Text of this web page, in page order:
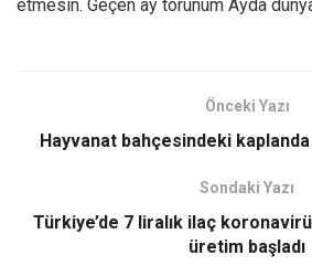
etmesin. Geçen ay torunum Ayda
Önceki Yazı
Hayvanat bahçesindeki
Sondaki Yazı
Türkiye’de 7 liralık ilaç
üretim başladı